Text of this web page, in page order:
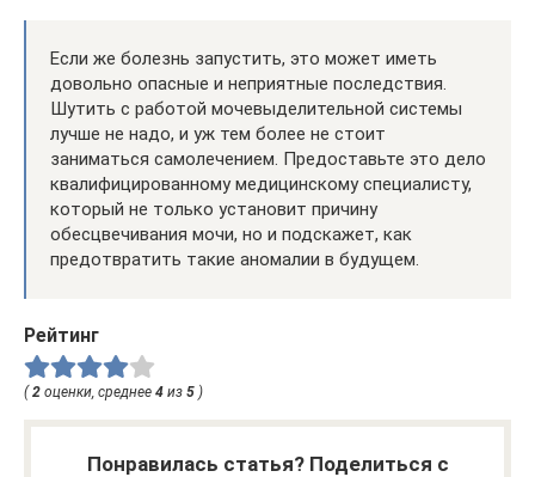
Если же болезнь запустить, это может иметь
довольно опасные и неприятные последствия.
Шутить с работой мочевыделительной системы
лучше не надо, и уж тем более не стоит
заниматься самолечением. Предоставьте это дело
квалифицированному медицинскому специалисту,
который не только установит причину
обесцвечивания мочи, но и подскажет, как
предотвратить такие аномалии в будущем.
Рейтинг
(2 оценки, среднее 4 из 5 )
Понравилась статья? Поделиться с